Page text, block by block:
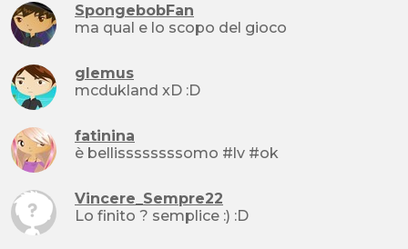
SpongebobFan
ma qual e lo scopo del gioco
glemus
mcdukland xD :D
fatinina
è bellissssssssomo #lv #ok
Vincere_Sempre22
Lo finito ? semplice :) :D